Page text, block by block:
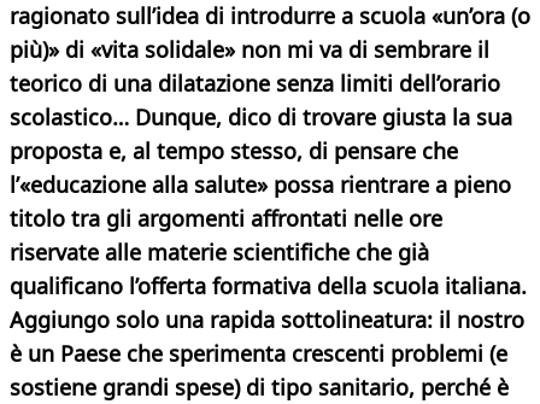
ragionato sull’idea di introdurre a scuola «un’ora (o
più)» di «vita solidale» non mi va di sembrare il
teorico di una dilatazione senza limiti dell’orario
scolastico… Dunque, dico di trovare giusta la sua
proposta e, al tempo stesso, di pensare che
l’«educazione alla salute» possa rientrare a pieno
titolo tra gli argomenti affrontati nelle ore
riservate alle materie scientifiche che già
qualificano l’offerta formativa della scuola italiana.
Aggiungo solo una rapida sottolineatura: il nostro
è un Paese che sperimenta crescenti problemi (e
sostiene grandi spese) di tipo sanitario, perché è